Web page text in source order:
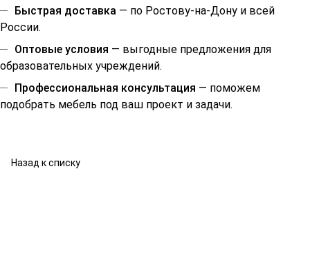
Быстрая доставка — по Ростову-на-Дону и всей
России.
Оптовые условия — выгодные предложения для
образовательных учреждений.
Профессиональная консультация — поможем
подобрать мебель под ваш проект и задачи.
Назад к списку